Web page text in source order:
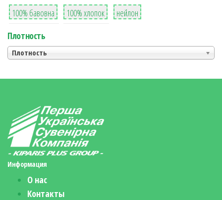
8
100% бавовна
36
100% хлопок
2
нейлон
Плотность
Плотность
Информация
О нас
Контакты